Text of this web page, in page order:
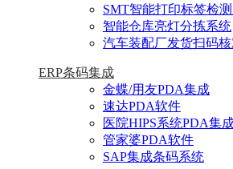
SMT智能打印标签检
智能仓库亮灯分拣系统
汽车装配厂发货扫码
ERP条码集成
金蝶/用友PDA集成
速达PDA软件
医院HIPS系统PDA集
管家婆PDA软件
SAP集成条码系统